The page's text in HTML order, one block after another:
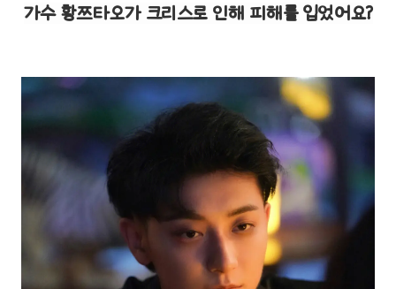
가수 황쯔타오가 크리스로 인해 피해를 입었어요?